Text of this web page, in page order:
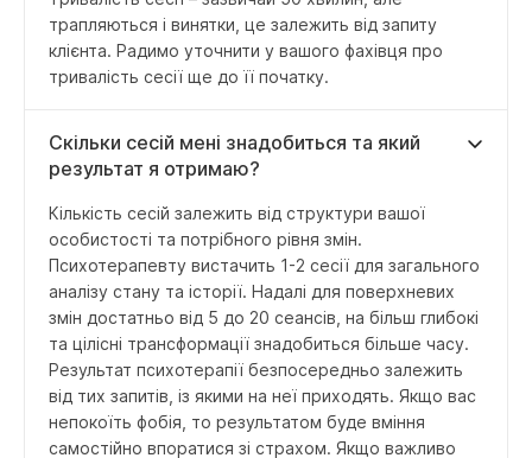
трапляються і винятки, це залежить від запиту
клієнта. Радимо уточнити у вашого фахівця про
тривалість сесії ще до її початку.
Скільки сесій мені знадобиться та який
результат я отримаю?
Кількість сесій залежить від структури вашої
особистості та потрібного рівня змін.
Психотерапевту вистачить 1-2 сесії для загального
аналізу стану та історії. Надалі для поверхневих
змін достатньо від 5 до 20 сеансів, на більш глибокі
та цілісні трансформації знадобиться більше часу.
Результат психотерапії безпосередньо залежить
від тих запитів, із якими на неї приходять. Якщо вас
непокоїть фобія, то результатом буде вміння
самостійно впоратися зі страхом. Якщо важливо